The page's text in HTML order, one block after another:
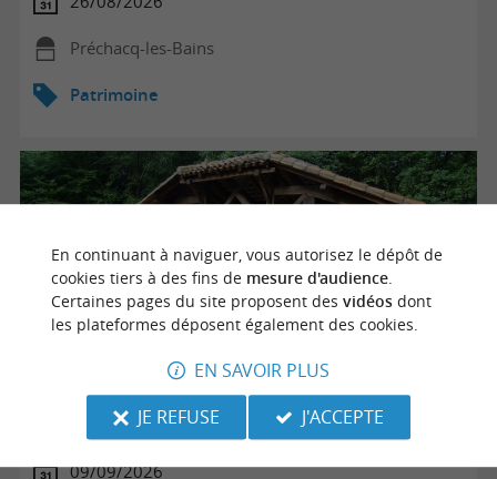
Préchacq-les-Bains
Patrimoine
Balade des 3 lavoirs
09/09/2026
En continuant à naviguer, vous autorisez le dépôt de
cookies tiers à des fins de mesure d'audience.
Certaines pages du site proposent des vidéosdont
les plateformes déposent également des cookies.
EN SAVOIR PLUS
JE REFUSE
J'ACCEPTE